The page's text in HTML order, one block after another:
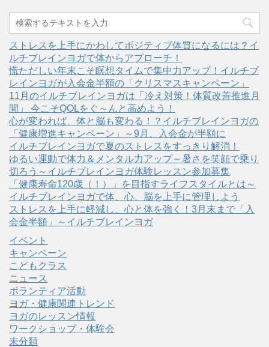
ストレスを上手にかわしてポジティブ体質になるには？イ
ルチブレインヨガで体からアプローチ！
慌ただしい年末こそ瞑想タイムで集中力アップ！イルチブ
レインヨガが入会金半額の「クリスマスキャンペーン」
11月のイルチブレインヨガは「冷え対策！体質改善推進月
間」 今こそQOLをぐ～んと高めよう！
心が変われば、体と脳も変わる！？イルチブレインヨガの
「健康増進キャンペーン」～9月、入会金が半額に
イルチブレインヨガで夏のストレスをすっきり解消！
ゆるい運動で体力＆メンタル力アップ～暑さを笑顔で乗り
切ろう～イルチブレインヨガ体験レッスン参加募集
「健康寿命120歳（！）」を目指すライフスタイルとは～
イルチブレインヨガで体、心、脳を上手に管理しよう
ストレスを上手に軽減し、心と体を強く！3月末まで「入
会金半額」～イルチブレインヨガ
イベント
キャンペーン
こどもクラス
ニュース
ボランティア活動
ヨガ・健康関連トレンド
ヨガのレッスン情報
ワークショップ・体験会
未分類